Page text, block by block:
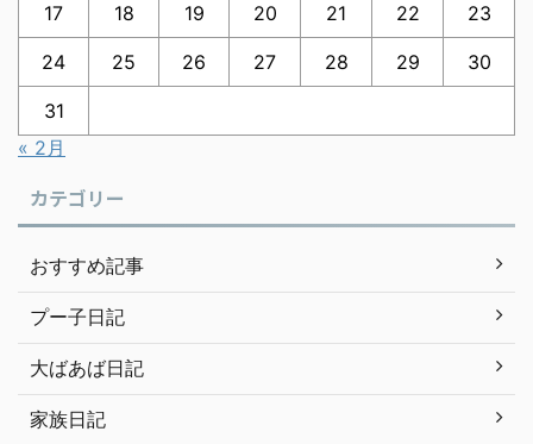
17 18 19 20 21 22 23
24 25 26 27 28 29 30
31
« 2月
カテゴリー
おすすめ記事
プー子日記
大ばあば日記
家族日記